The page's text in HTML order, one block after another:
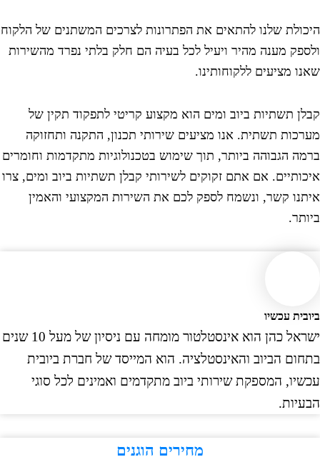
שלנו להתאים את הפתרונות לצרכים המשתנים של הלקוח
מענה מהיר ויעיל לכל בעיה הם חלק בלתי נפרד מהשירות
מציעים ללקוחותינו.
תשתיות ביוב ומים הוא מקצוע קריטי לתפקוד תקין של
תשתית. אנו מציעים שירותי תכנון, התקנה ותחזוקה
הגבוהה ביותר, תוך שימוש בטכנולוגיות מתקדמות וחומרים
אם אתם זקוקים לשירותי קבלן תשתיות ביוב ומים, צרו
קשר, ונשמח לספק לכם את השירות המקצועי והאמין
עכשיו
ישראל כהן הוא אינסטלטור מומחה עם ניסיון של מעל 10 שנים
הביוב והאינסטלציה. הוא המייסד של חברת ביובית
המספקת שירותי ביוב מתקדמים ואמינים לכל סוגי
מחירים הוגנים